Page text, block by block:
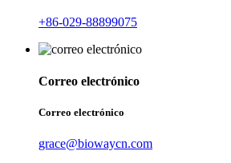
+86-029-88899075
Correo electrónico
Correo electrónico
grace@biowaycn.com